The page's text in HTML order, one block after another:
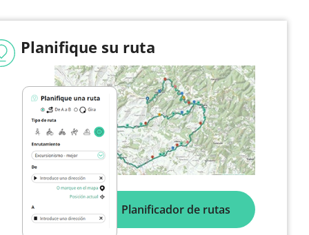
Planifique su ruta
Planificador de rutas